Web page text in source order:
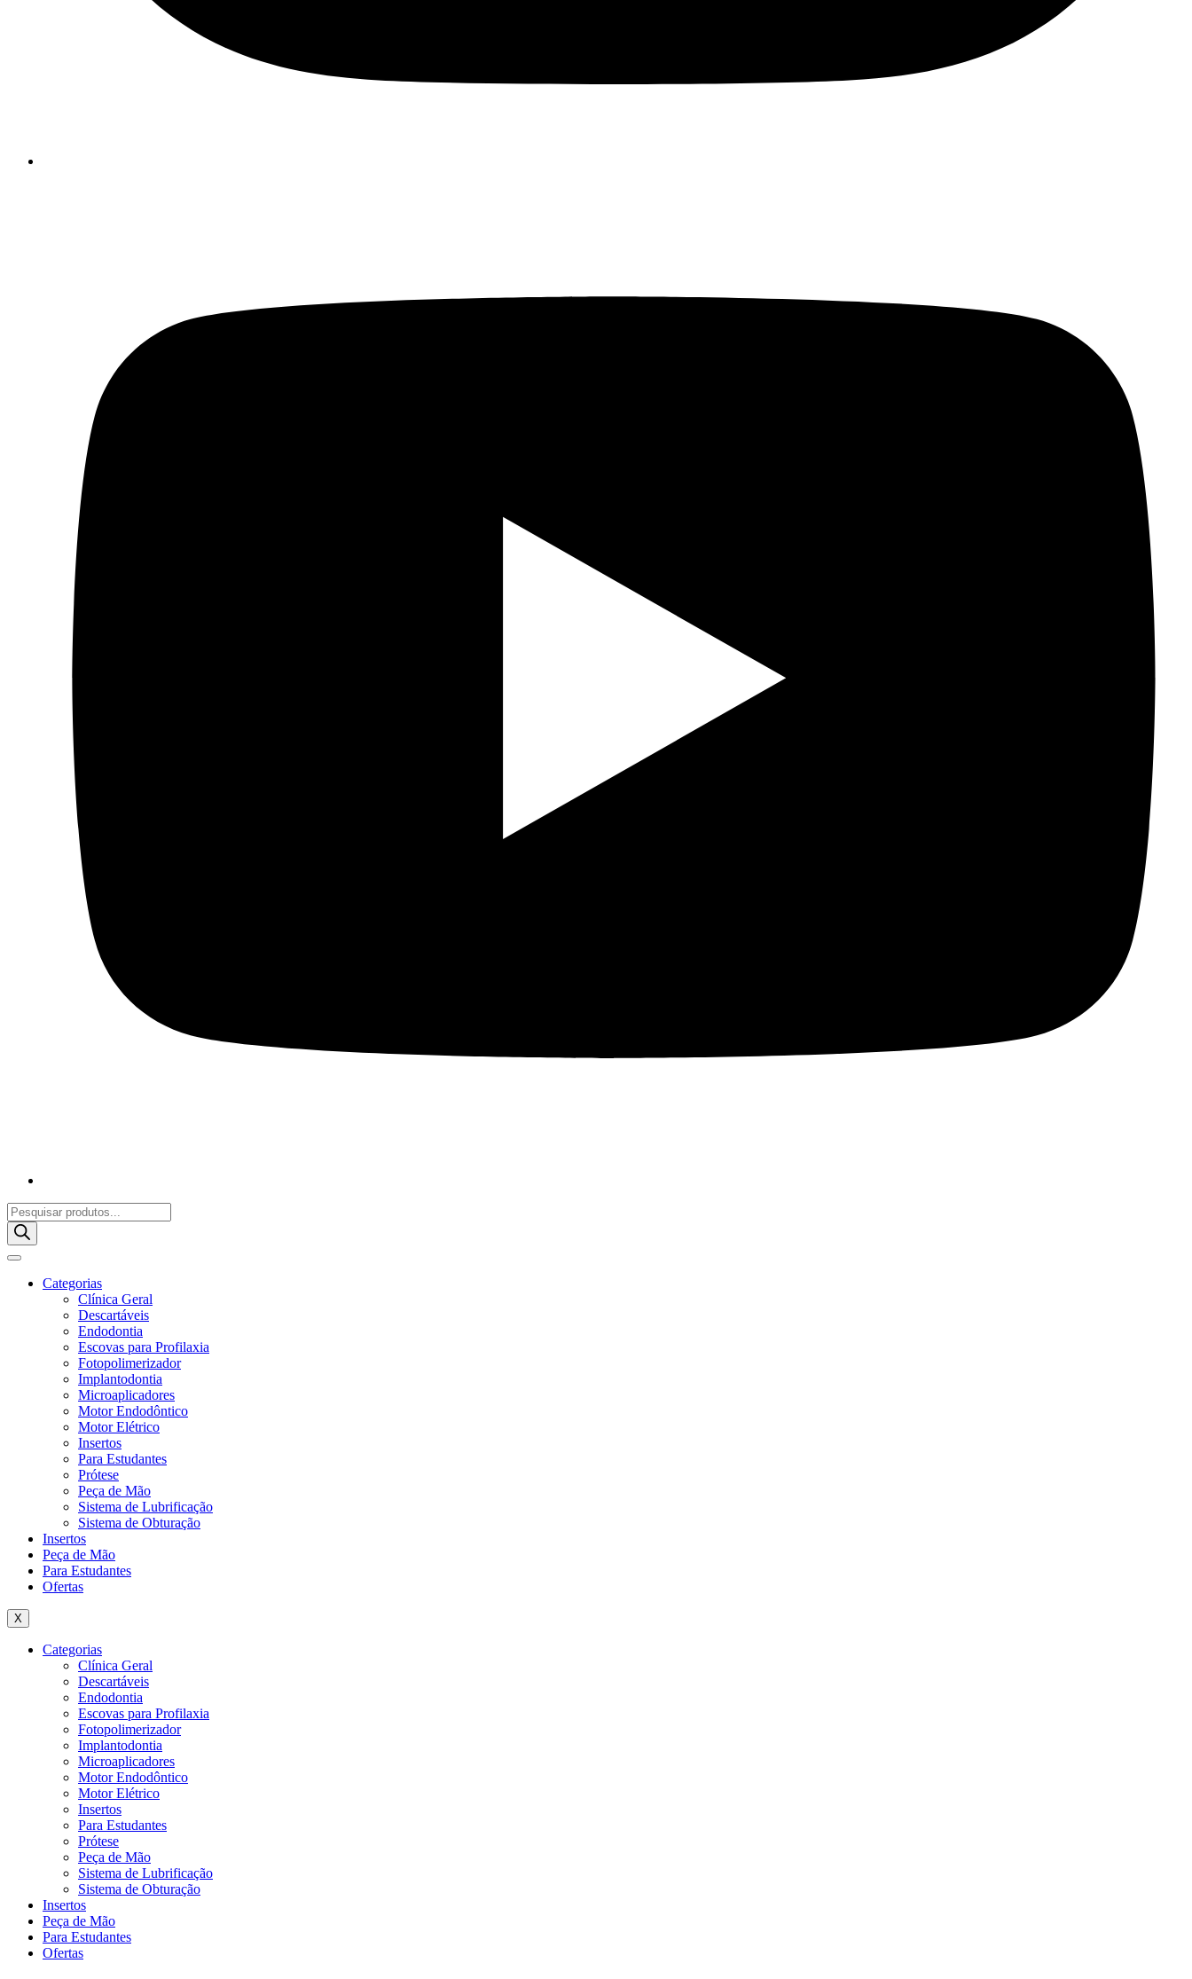
Pesquisar
produtos
Categorias
Clínica Geral
Descartáveis
Endodontia
Escovas para Profilaxia
Fotopolimerizador
Implantodontia
Microaplicadores
Motor Endodôntico
Motor Elétrico
Insertos
Para Estudantes
Prótese
Peça de Mão
Sistema de Lubrificação
Sistema de Obturação
Insertos
Peça de Mão
Para Estudantes
Ofertas
X
Categorias
Clínica Geral
Descartáveis
Endodontia
Escovas para Profilaxia
Fotopolimerizador
Implantodontia
Microaplicadores
Motor Endodôntico
Motor Elétrico
Insertos
Para Estudantes
Prótese
Peça de Mão
Sistema de Lubrificação
Sistema de Obturação
Insertos
Peça de Mão
Para Estudantes
Ofertas